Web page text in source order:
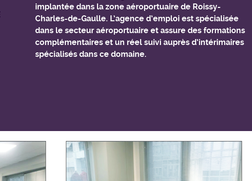
implantée dans la zone aéroportuaire de Roissy-
Charles-de-Gaulle. L’agence d’emploi est spécialisée
dans le secteur aéroportuaire et assure des formations
complémentaires et un réel suivi auprès d’intérimaires
spécialisés dans ce domaine.